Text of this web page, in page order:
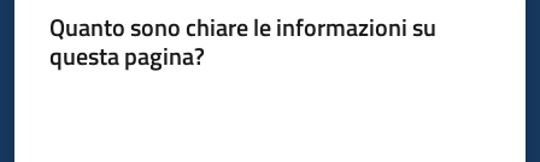
Quanto sono chiare le informazioni su
questa pagina?